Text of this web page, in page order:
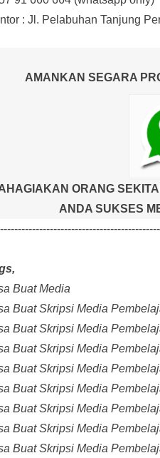
: Jl. Pelabuhan Tanjung
AMANKAN SEGARA
ORANG
ANDA SUKSES
Buat Media
Buat Skripsi Media
Buat Skripsi Media
Buat Skripsi Media
Buat Skripsi Media
Buat Skripsi Media
Buat Skripsi Media
Buat Skripsi Media
Buat Skripsi Media